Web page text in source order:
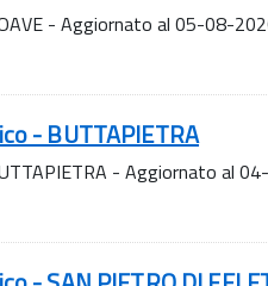
- Aggiornato al 05-08-
- BUTTAPIETRA
- Aggiornato al